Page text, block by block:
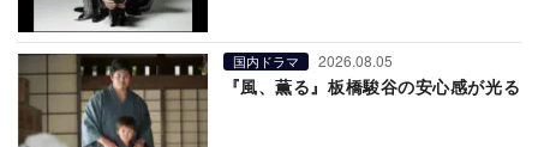
国内ドラマ 2026.08.05
『風、薫る』板橋駿谷の安心感が光る